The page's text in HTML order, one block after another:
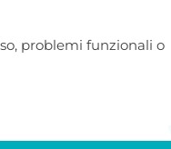
problemi funzionali o